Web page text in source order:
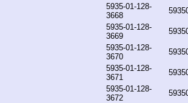
5935-01-128-
3668
5935-01-128-
3669
5935-01-128-
3670
5935-01-128-
3671
5935-01-128-
3672